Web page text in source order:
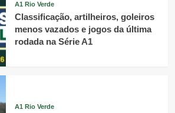
A1 Rio Verde
Classificação, artilheiros, goleiros
menos vazados e jogos da última
rodada na Série A1
A1 Rio Verde